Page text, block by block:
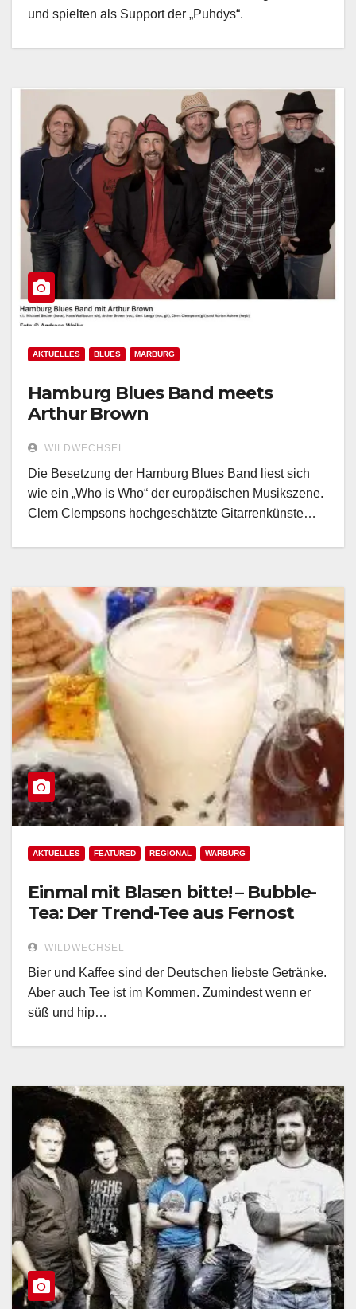
und spielten als Support der „Puhdys“.
AKTUELLES BLUES MARBURG
Hamburg Blues Band meets
Arthur Brown
WILDWECHSEL
Die Besetzung der Hamburg Blues Band liest sich
wie ein „Who is Who“ der europäischen Musikszene.
Clem Clempsons hochgeschätzte Gitarrenkünste…
AKTUELLES FEATURED REGIONAL WARBURG
Einmal mit Blasen bitte! – Bubble-
Tea: Der Trend-Tee aus Fernost
WILDWECHSEL
Bier und Kaffee sind der Deutschen liebste Getränke.
Aber auch Tee ist im Kommen. Zumindest wenn er
süß und hip…